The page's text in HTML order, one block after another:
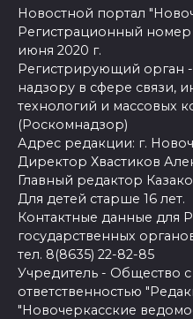
Новостной портал
Регистрационный
июня 2020 г.
Регистрирующий орган
надзору в сфере связи,
технологий и массовых
(Роскомнадзор)
Адрес редакции: г.
Директор Хвастиков
Главный редактор
Для детей старше 16 лет.
Контактные данные для
государственных
тел. 8(8635) 22-82-85
Учредитель - Общество
ответственностью
"Новочеркасские